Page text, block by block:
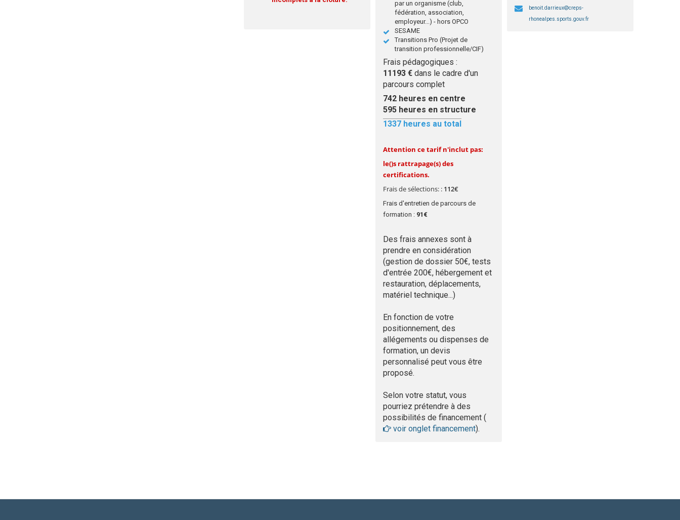
par un organisme (club,
fédération, association,
employeur...) - hors OPCO
SESAME
Transitions Pro (Projet de
transition professionnelle/CIF)
Frais pédagogiques :
11193 € dans le cadre d'un
parcours complet
742heures en centre
595heures en structure
1337heures au total
Attention ce tarif n'inclut pas:
le()s rattrapage(s) des
certifications.
Frais de sélections: : 112€
Frais d'entretien de parcours de
formation : 91 €
Des frais annexes sont à
prendre en considération
(gestion de dossier 50€, tests
d'entrée 200€, hébergement et
restauration, déplacements,
matériel technique...)
En fonction de votre
positionnement, des
allégements ou dispenses de
formation, un devis
personnalisé peut vous être
proposé.
Selon votre statut, vous
pourriez prétendre à des
possibilités de financement (
voir onglet financement).
benoit.darrieux
creps-
rhonealpes.sports.gouv.fr